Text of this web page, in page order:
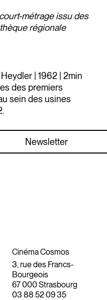
métrage issu des
régionale
| 1962 | 2min
des premiers
sein des usines
Newsletter
Cinéma Cosmos
3, rue des Francs-
Bourgeois
67 000 Strasbourg
03 88 52 09 35